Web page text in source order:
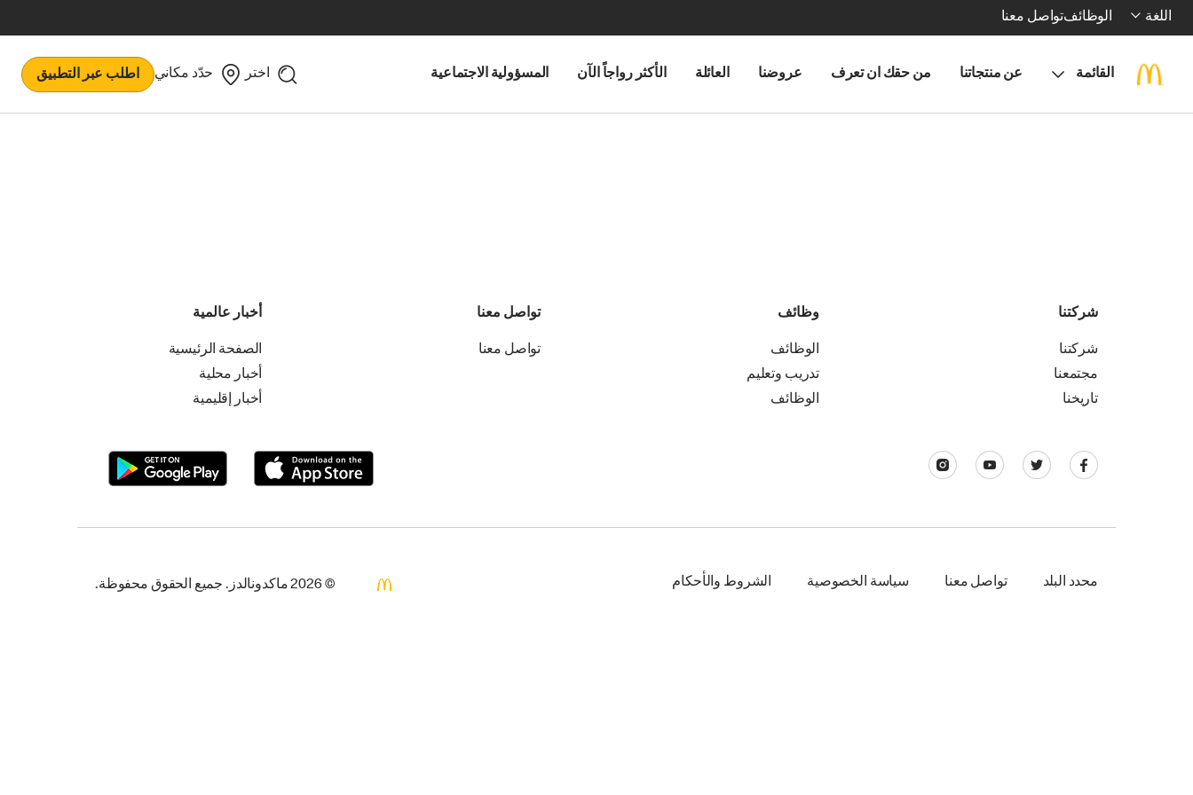
اللغة الوظائفتواصل معنا
القائمة عن منتجاتنا من حقك ان تعرف عروضنا العائلة الأكثر رواجاً الآن المسؤولية الاجتماعية اختر حدّد مكاني اطلب عبر التطبيق
شركتنا
شركتنا
مجتمعنا
تاريخنا
وظائف
الوظائف
تدريب وتعليم
الوظائف
تواصل معنا
تواصل معنا
أخبار عالمية
الصفحة الرئيسية
أخبار محلية
أخبار إقليمية
محدد البلد تواصل معنا سياسة الخصوصية الشروط والأحكام © 2026 ماكدونالدز. جميع الحقوق محفوظة.